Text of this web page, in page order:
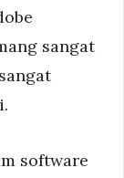
sangat
software